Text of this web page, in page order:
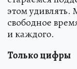
этом
свободное
и каждого.
Только цифры